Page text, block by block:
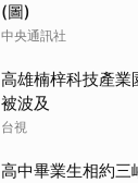
(圖)
中央通訊社
高雄楠梓科技產業
被波及
台視
高中畢業生相約